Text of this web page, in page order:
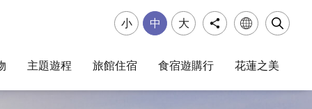
小 中 大
主題遊程 旅館住宿 食宿遊購行 花蓮之美